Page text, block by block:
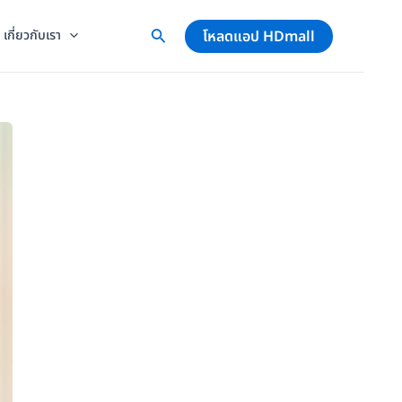
เกี่ยวกับเรา โหลดแอป HDmall